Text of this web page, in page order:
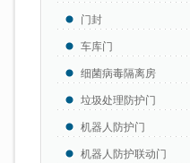
门封
车库门
细菌病毒隔离房
垃圾处理防护门
机器人防护门
机器人防护联动门